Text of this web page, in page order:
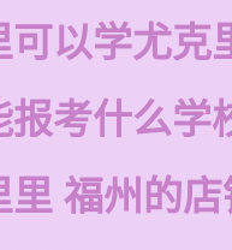
可以学尤克
报考什么学
里 福州的店